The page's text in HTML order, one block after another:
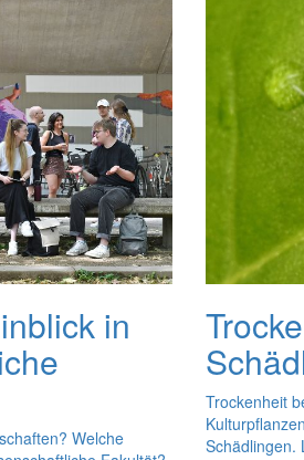
in
Welche
Trockenheit
Schädlingen.